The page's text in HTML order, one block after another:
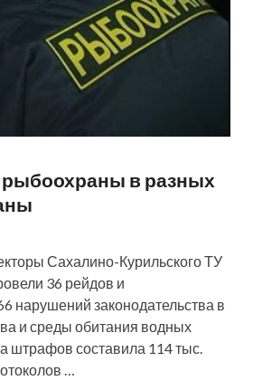
рыбоохраны в разных
Сахалино-Курильского ТУ
36 рейдов и
нарушений законодательства в
и среды обитания водных
штрафов составила 114 тыс.
…